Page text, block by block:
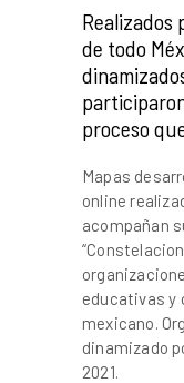
Realizados
de todo
proceso
Mapas
online
acompañan
educativas y
mexicano.
dinamizado
2021.